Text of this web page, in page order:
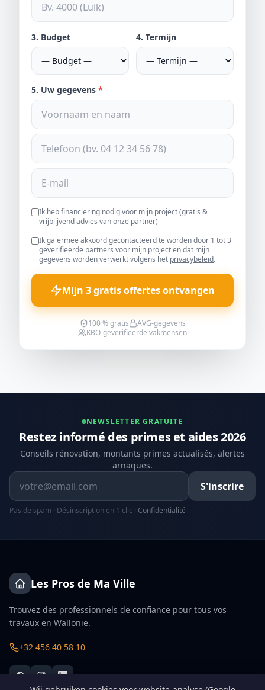
3. Budget 4. Termijn
5. Uw gegevens *
Ik heb financiering nodig voor mijn project (gratis &
vrijblijvend advies van onze partner)
Ik ga ermee akkoord gecontacteerd te worden door 1 tot 3
geverifieerde partners voor mijn project en dat mijn
gegevens worden verwerkt volgens het privacybeleid.
Mijn 3 gratis offertes ontvangen
100 % gratis
AVG-gegevens
KBO-geverifieerde vakmensen
NEWSLETTER GRATUITE
Restez informé des primes et aides 2026
Conseils rénovation, montants primes actualisés, alertes
arnaques.
Adresse email
S'inscrire
Pas de spam · Désinscription en 1 clic · Confidentialité
Les Pros de Ma Ville
Trouvez des professionnels de confiance pour tous vos
travaux en Wallonie.
+32 456 40 58 10